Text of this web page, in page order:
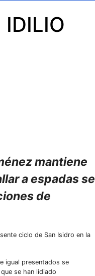
mantiene
a espadas se
de
ciclo de San Isidro en la
igual presentados se
se han lidiado